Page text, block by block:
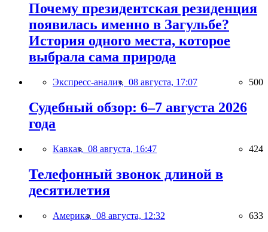
Почему президентская резиденция
появилась именно в Загульбе?
История одного места, которое
выбрала сама природа
Экспресс-анализ, 08 августа, 17:07 500
Судебный обзор: 6–7 августа 2026
года
Кавказ, 08 августа, 16:47 424
Телефонный звонок длиной в
десятилетия
Америка, 08 августа, 12:32 633